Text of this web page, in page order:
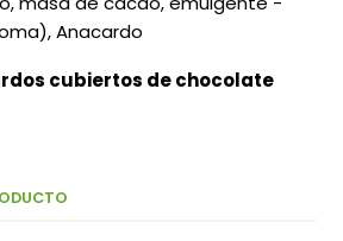
Anacardo
cubiertos de chocolate